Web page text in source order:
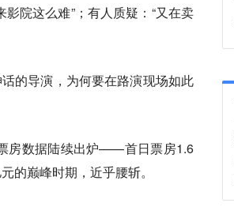
院这么难”；有人质疑：“又在卖
的导演，为何要在路演现场如此
房数据陆续出炉——首日票房1.6
的巅峰时期，近乎腰斩。